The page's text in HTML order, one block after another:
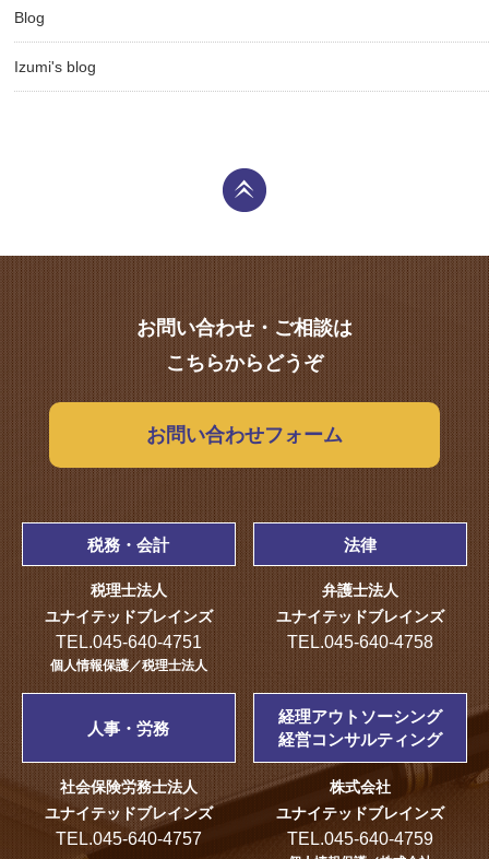
Blog
Izumi's blog
お問い合わせ・ご相談は
こちらからどうぞ
お問い合わせフォーム
税務・会計
税理士法人
ユナイテッドブレインズ
TEL.045-640-4751
個人情報保護／税理士法人
法律
弁護士法人
ユナイテッドブレインズ
TEL.045-640-4758
人事・労務
社会保険労務士法人
ユナイテッドブレインズ
TEL.045-640-4757
経理アウトソーシング
経営コンサルティング
株式会社
ユナイテッドブレインズ
TEL.045-640-4759